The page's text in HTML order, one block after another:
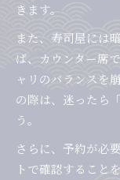
きます。
また、寿司屋には
ば、カウンター席
ャリのバランスを
の際は、迷ったら
う。
さらに、予約が必
トで確認すること